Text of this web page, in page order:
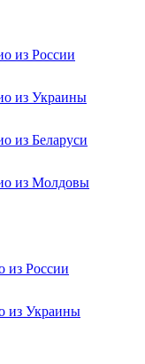
из России
из Украины
из Беларуси
из Молдовы
из России
из Украины